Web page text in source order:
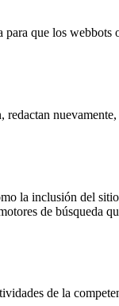
que los webbots
la inclusión del
de búsqueda
de la